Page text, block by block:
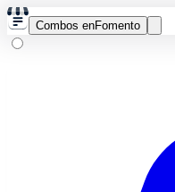
Combos enFomento